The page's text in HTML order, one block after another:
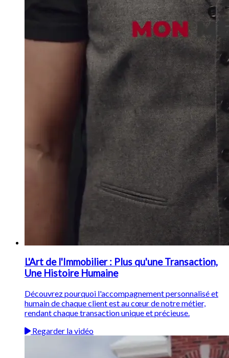
L'Art de l'Immobilier : Plus qu'une Transaction,
Une Histoire Humaine
Découvrez pourquoi l'accompagnement personnalisé et
humain de chaque client est au cœur de notre métier,
rendant chaque transaction unique et précieuse.
Regarder la vidéo